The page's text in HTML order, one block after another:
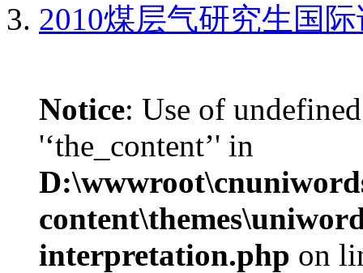
2010煤层气研究生国
Notice: Use of
'‘the_content’' in
interpretation.php on